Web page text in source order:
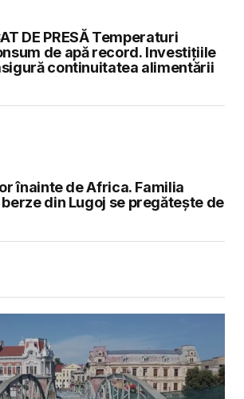
DE PRESĂ Temperaturi
de apă record. Investițiile
continuitatea alimentării
înainte de Africa. Familia
din Lugoj se pregătește de